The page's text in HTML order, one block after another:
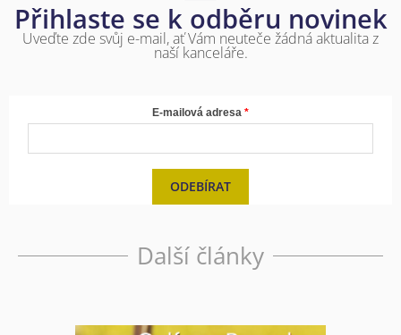
Přihlaste se k odběru novinek
Uveďte zde svůj e-mail, ať Vám neuteče žádná aktualita z
naší kanceláře.
E-mailová adresa
ODEBÍRAT
Další články